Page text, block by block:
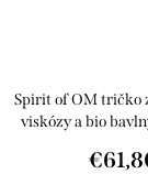
Spirit of OM tričko
viskózy a bio